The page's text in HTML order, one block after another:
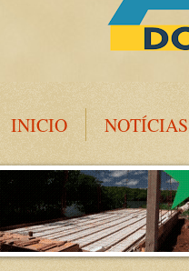
INICIO NOTÍCIAS